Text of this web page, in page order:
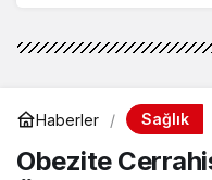
Haberler Sağlık
Obezite